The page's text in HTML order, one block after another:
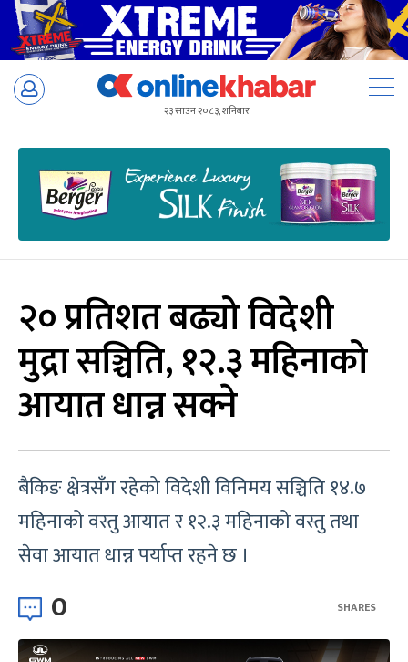
Skip
२३ साउन २०८३, शनिबार
२० प्रतिशत बढ्यो विदेशी
मुद्रा सञ्चिति, १२.३ महिनाको
आयात धान्न सक्ने
बैकिङ क्षेत्रसँग रहेको विदेशी विनिमय सञ्चिति १४.७
महिनाको वस्तु आयात र १२.३ महिनाको वस्तु तथा
सेवा आयात धान्न पर्याप्त रहने छ ।
0 SHARES